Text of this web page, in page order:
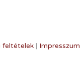
feltételek | Impresszum